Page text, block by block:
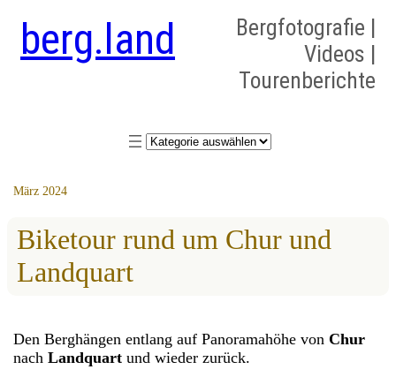
berg.land
Bergfotografie |
Videos |
Tourenberichte
Kategorien
März 2024
Biketour rund um Chur und
Landquart
Den Berghängen entlang auf Panoramahöhe vonChur
nachLandquart und wieder zurück.